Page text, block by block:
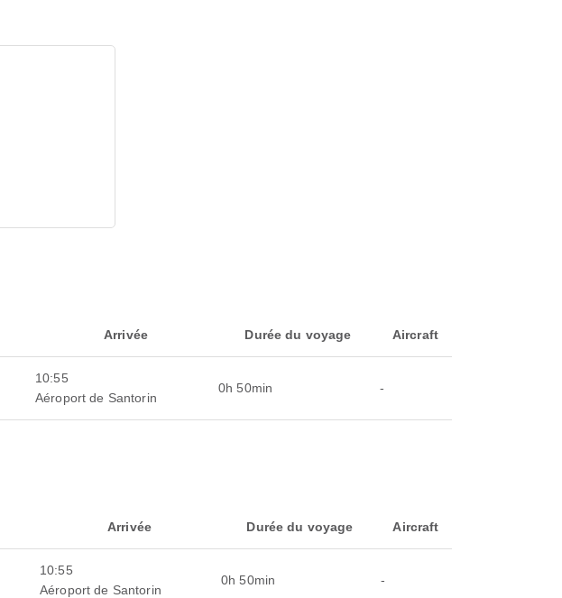
Arrivée Durée du voyage Aircraft
10:55
Aéroport de Santorin
0h 50min -
Arrivée Durée du voyage Aircraft
10:55
Aéroport de Santorin
0h 50min -